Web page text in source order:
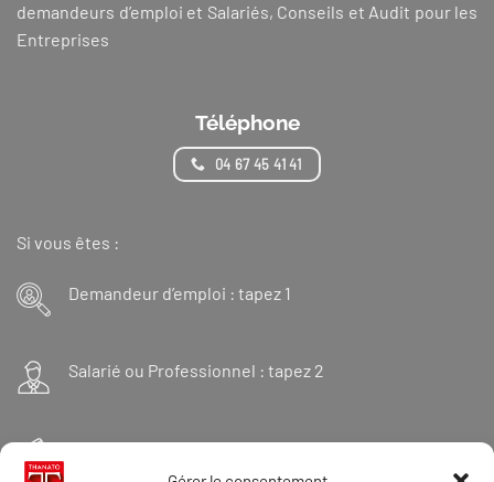
demandeurs d’emploi et Salariés, Conseils et Audit pour les
Entreprises
Téléphone
04 67 45 41 41
Si vous êtes :
Demandeur d’emploi : tapez 1
Salarié ou Professionnel : tapez 2
Financeur : tapez 3